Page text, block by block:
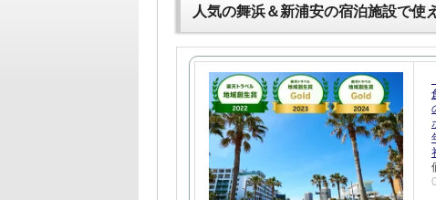
人気の舞浜＆新浦安の宿泊施設で使